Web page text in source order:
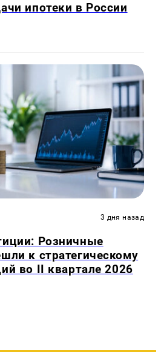
ипотеки в России
3 дня назад
Розничные
к стратегическому
во II квартале 2026